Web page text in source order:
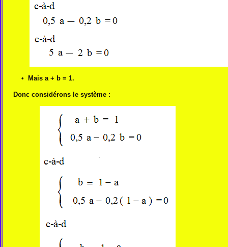
• Mais a + b = 1.
Donc considérons le système :